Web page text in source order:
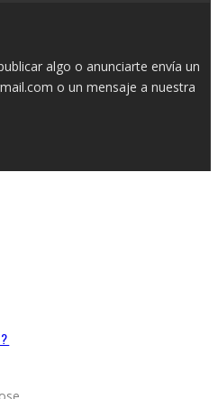
algo o anunciarte envía un
o un mensaje a nuestra